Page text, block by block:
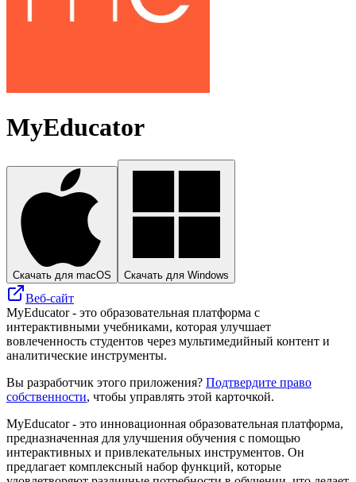
MyEducator
Скачать для macOS Скачать для Windows
Веб-сайт
MyEducator - это образовательная платформа с
интерактивными учебниками, которая улучшает
вовлеченность студентов через мультимедийный контент и
аналитические инструменты.
Вы разработчик этого приложения? Подтвердите право
собственности, чтобы управлять этой карточкой.
MyEducator - это инновационная образовательная платформа,
предназначенная для улучшения обучения с помощью
интерактивных и привлекательных инструментов. Он
предлагает комплексный набор функций, которые